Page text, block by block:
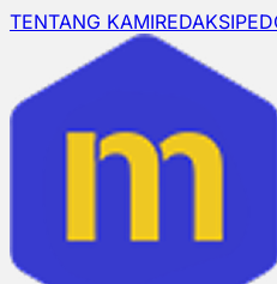
TENTANG KAMIREDAKSI